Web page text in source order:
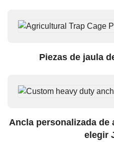
Piezas de jaula
Ancla personalizada de
elegir